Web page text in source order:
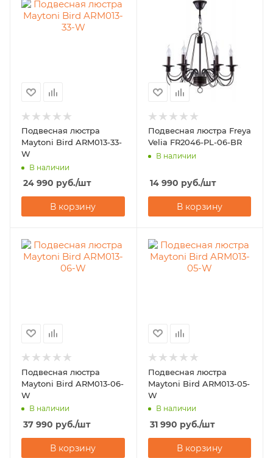
Подвесная люстра
Maytoni Bird ARM013-33-
W
В наличии
24 990 руб./шт
В корзину
Подвесная люстра Freya
Velia FR2046-PL-06-BR
В наличии
14 990 руб./шт
В корзину
Подвесная люстра
Maytoni Bird ARM013-06-
W
В наличии
37 990 руб./шт
В корзину
Подвесная люстра
Maytoni Bird ARM013-05-
W
В наличии
31 990 руб./шт
В корзину